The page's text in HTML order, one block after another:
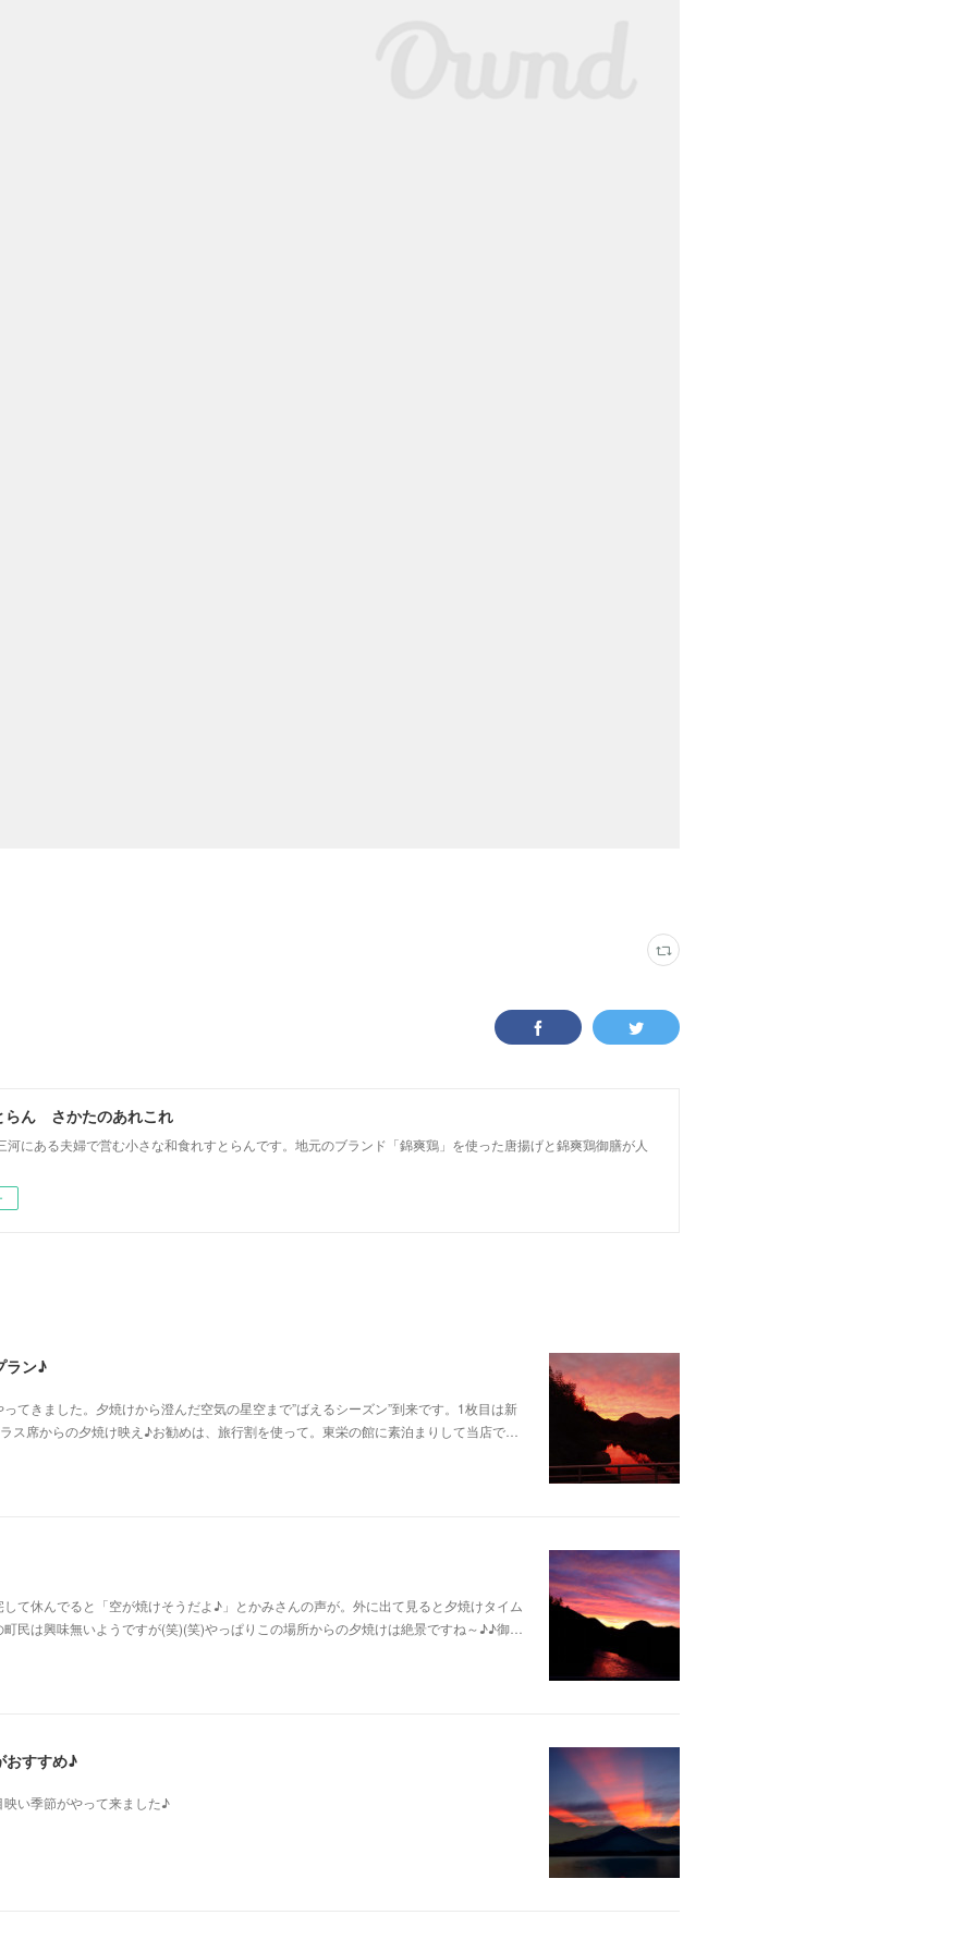
らん さかたのあれこれ
河にある夫婦で営む小さな和食れすとらんです。地元のブランド「錦爽鶏」を使った唐揚げと錦爽鶏御膳が人
ラン♪
てきました。夕焼けから澄んだ空気の星空まで”ばえるシーズン”到来です。1枚目は新
ス席からの夕焼け映え♪お勧めは、旅行割を使って。東栄の館に素泊まりして当店で…
て休んでると「空が焼けそうだよ♪」とかみさんの声が。外に出て見ると夕焼けタイム
民は興味無いようですが(笑)(笑)やっぱりこの場所からの夕焼けは絶景ですね～♪♪御…
おすすめ♪
い季節がやって来ました♪